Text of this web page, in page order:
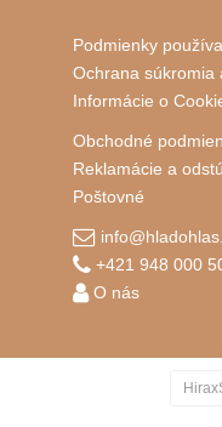
Podmienky
Ochrana súkromia
Informácie o
Obchodné
Reklamácie a
Poštovné
+421 948 000
O nás